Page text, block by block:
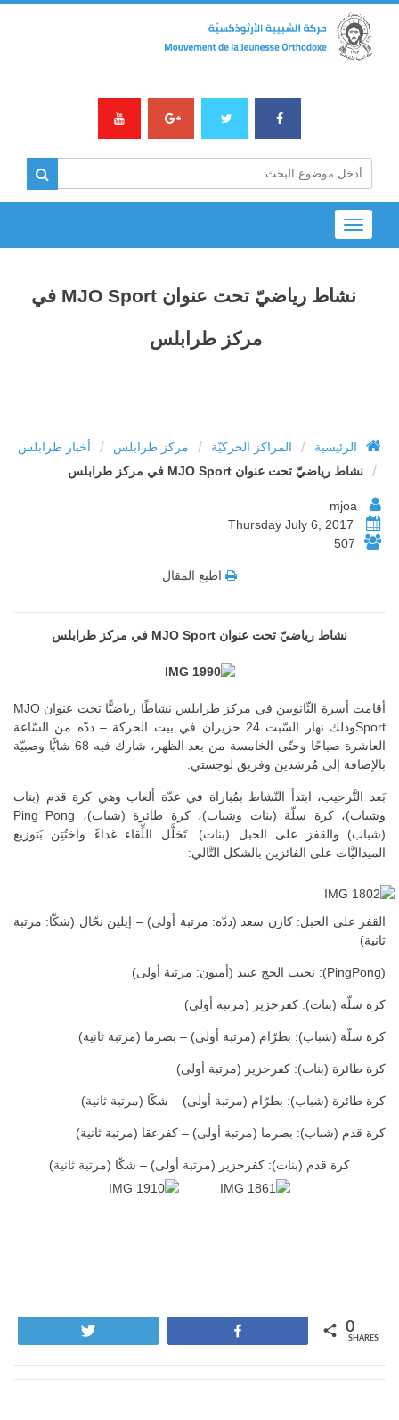
Toggle
navigation
نشاط رياضيّ تحت عنوان MJO Sport في
مركز طرابلس
الرئيسية / المراكز الحركيّة / مركز طرابلس / أخبار طرابلس
/ نشاط رياضيّ تحت عنوان MJO Sport في مركز طرابلس
507
اطبع المقال
نشاط رياضيّ تحت عنوان MJO Sport في مركز طرابلس
أقامت أسرة الثّانويين في مركز طرابلس نشاطًا رياضيًّا تحت عنوان MJO
Sportوذلك نهار السّبت 24 حزيران في بيت الحركة – ددّه من السّاعة
العاشرة صباحًا وحتّى الخامسة من بعد الظهر، شارك فيه 68 شابًّا وصبيّة
بالإضافة إلى مُرشدين وفريق لوجستي.
بَعد التَّرحيب، ابتدأ النّشاط بمُباراة في عدّة ألعاب وهي كرة قدم (بنات
وشباب)، كرة سلّة (بنات وشباب)، كرة طائرة (شباب)، Ping Pong
(شباب) والقفز على الحبل (بنات). تَخلَّل اللِّقاء غداءً واختُتِن بَتوزيع
الميداليَّات على الفائزين بالشكل التَّالي:
القفز على الحبل: كارن سعد (ددّه: مرتبة أولى) – إيلين نحّال (شكّا: مرتبة
ثانية)
(PingPong): نجيب الحج عبيد (أميون: مرتبة أولى)
كرة سلّة (بنات): كفرحزير (مرتبة أولى)
كرة سلّة (شباب): بطرّام (مرتبة أولى) – بصرما (مرتبة ثانية)
كرة طائرة (بنات): كفرحزير (مرتبة أولى)
كرة طائرة (شباب): بطرّام (مرتبة أولى) – شكّا (مرتبة ثانية)
كرة قدم (شباب): بصرما (مرتبة أولى) – كفرعقا (مرتبة ثانية)
كرة قدم (بنات): كفرحزير (مرتبة أولى) – شكّا (مرتبة ثانية)
0
SHARES